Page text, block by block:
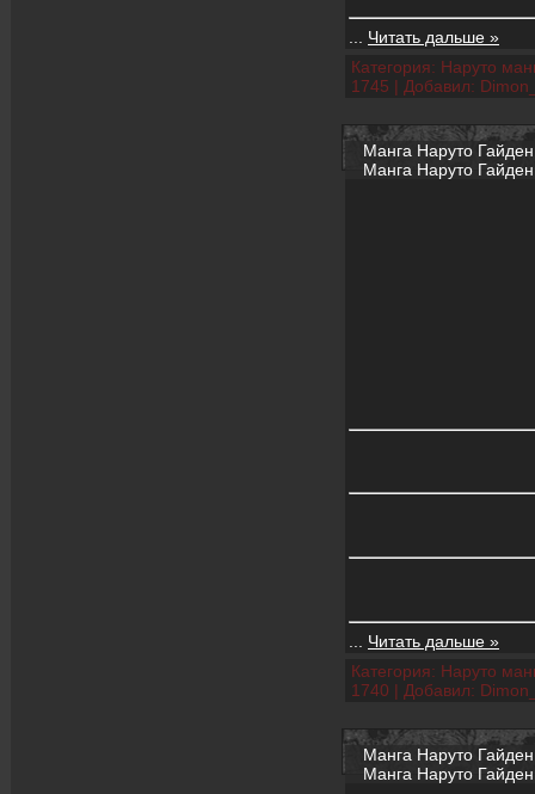
Читать дальше »
Категория: Наруто
1745 | Добавил:
Манга Наруто
Манга Наруто
Читать дальше »
Категория: Наруто
1740 | Добавил:
Манга Наруто
Манга Наруто